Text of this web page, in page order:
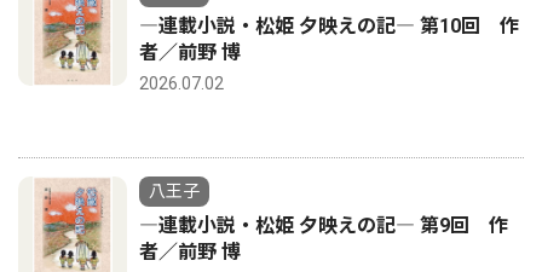
―連載小説・松姫 夕映えの記― 第10回 作
者／前野 博
2026.07.02
八王子
―連載小説・松姫 夕映えの記― 第9回 作
者／前野 博